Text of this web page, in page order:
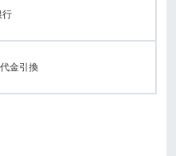
行
金引換